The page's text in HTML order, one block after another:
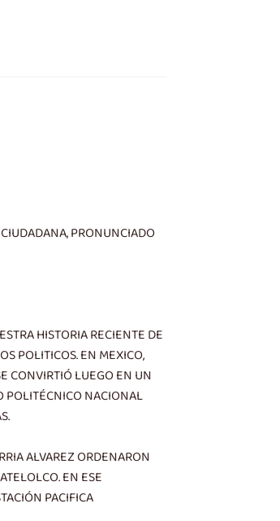
PRONUNCIADO
HISTORIA RECIENTE DE
POLITICOS. EN MEXICO,
CONVIRTIÓ LUEGO EN UN
POLITÉCNICO NACIONAL
ALVAREZ ORDENARON
EN ESE
PACIFICA